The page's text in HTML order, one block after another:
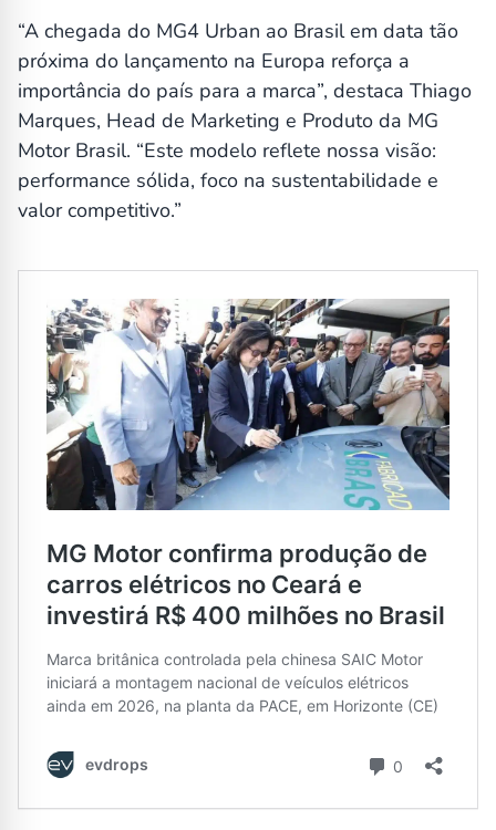
“A chegada do MG4 Urban ao Brasil em data tão
próxima do lançamento na Europa reforça a
importância do país para a marca”, destaca Thiago
Marques, Head de Marketing e Produto da MG
Motor Brasil. “Este modelo reflete nossa visão:
performance sólida, foco na sustentabilidade e
valor competitivo.”